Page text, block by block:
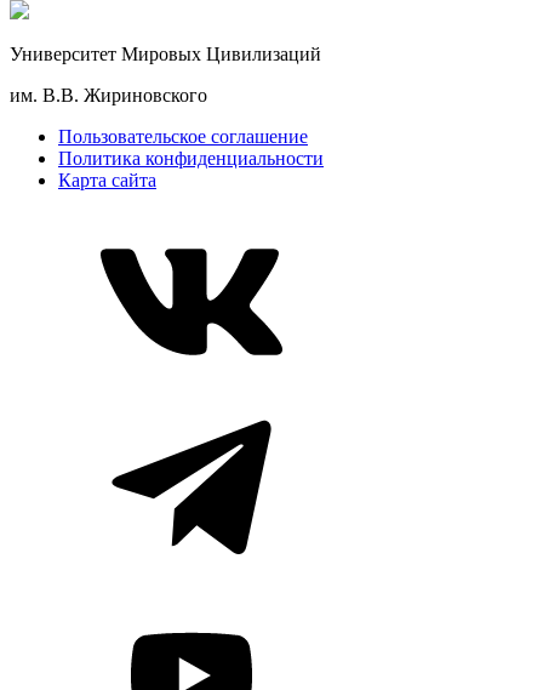
Университет Мировых Цивилизаций
им. В.В. Жириновского
Пользовательское соглашение
Политика конфиденциальности
Карта сайта